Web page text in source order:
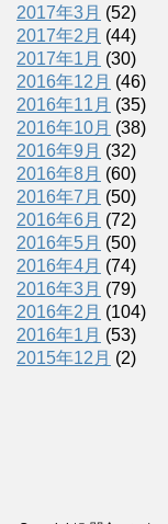
2017年3月 (52)
2017年2月 (44)
2017年1月 (30)
2016年12月 (46)
2016年11月 (35)
2016年10月 (38)
2016年9月 (32)
2016年8月 (60)
2016年7月 (50)
2016年6月 (72)
2016年5月 (50)
2016年4月 (74)
2016年3月 (79)
2016年2月 (104)
2016年1月 (53)
2015年12月 (2)